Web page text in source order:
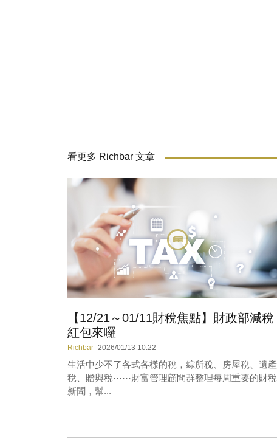
看更多 Richbar 文章
【12/21～01/11財稅焦點】財政部減稅
紅包來囉
Richbar 2026/01/13 10:22
生活中少不了各式各樣的稅，綜所稅、房屋稅、遺產
稅、贈與稅⋯⋯財富管理顧問群整理每周重要的財稅
新聞，幫...